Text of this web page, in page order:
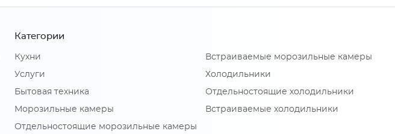
Категории
Кухни
Услуги
Бытовая техника
Морозильные камеры
Отдельностоящие морозильные камеры
Встраиваемые морозильные камеры
Холодильники
Отдельностоящие холодильники
Встраиваемые холодильники